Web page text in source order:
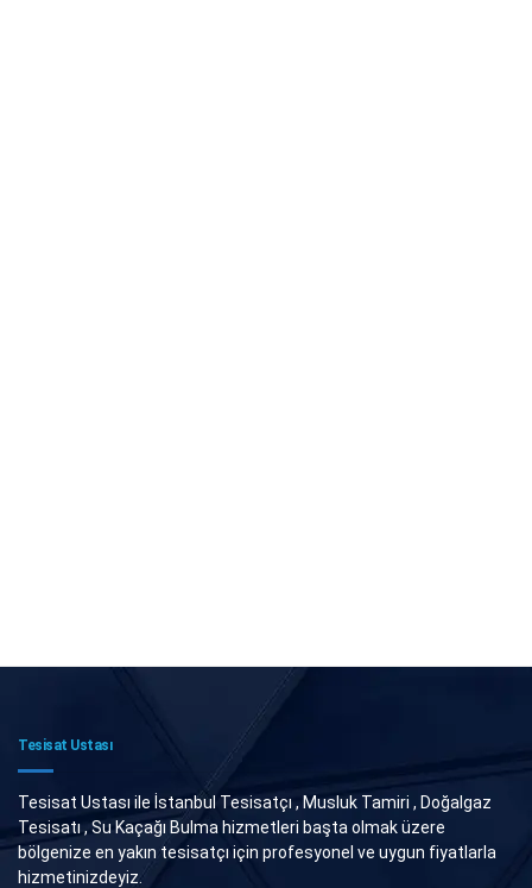
Tesisat Ustası
Tesisat Ustası ile İstanbul Tesisatçı , Musluk Tamiri , Doğalgaz
Tesisatı , Su Kaçağı Bulma hizmetleri başta olmak üzere
bölgenize en yakın tesisatçı için profesyonel ve uygun fiyatlarla
hizmetinizdeyiz.